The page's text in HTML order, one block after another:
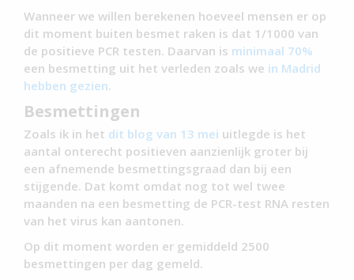
Wanneer we willen berekenen hoeveel mensen er op
dit moment buiten besmet raken is dat 1/1000 van
de positieve PCR testen. Daarvan is minimaal 70%
een besmetting uit het verleden zoals we in Madrid
hebben gezien.
Besmettingen
Zoals ik in het dit blog van 13 mei uitlegde is het
aantal onterecht positieven aanzienlijk groter bij
een afnemende besmettingsgraad dan bij een
stijgende. Dat komt omdat nog tot wel twee
maanden na een besmetting de PCR-test RNA resten
van het virus kan aantonen.
Op dit moment worden er gemiddeld 2500
besmettingen per dag gemeld.